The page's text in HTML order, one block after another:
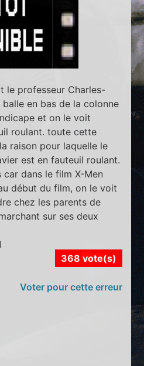
le professeur Charles-
en bas de la colonne
et on le voit
roulant. toute cette
raison pour laquelle le
est en fauteuil roulant.
dans le film X-Men
début du film, on le voit
chez les parents de
sur ses deux
368 vote(s)
Voter pour cette erreur